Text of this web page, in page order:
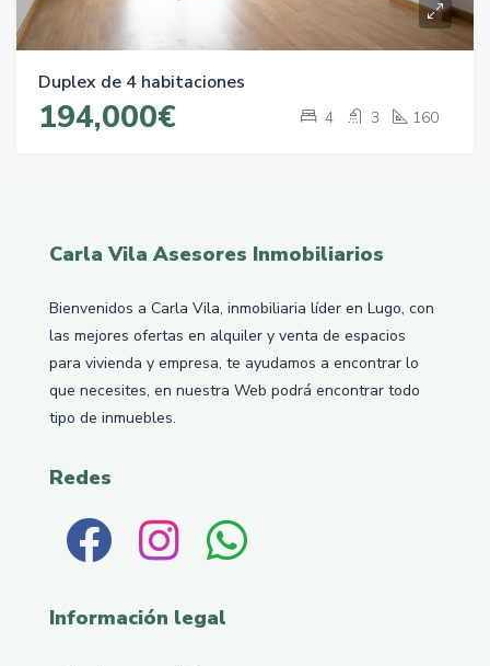
Duplex de 4 habitaciones
194,000€ 4 3 160
Carla Vila Asesores Inmobiliarios
Bienvenidos a Carla Vila, inmobiliaria líder en Lugo, con
las mejores ofertas en alquiler y venta de espacios
para vivienda y empresa, te ayudamos a encontrar lo
que necesites, en nuestra Web podrá encontrar todo
tipo de inmuebles.
Redes
Información legal